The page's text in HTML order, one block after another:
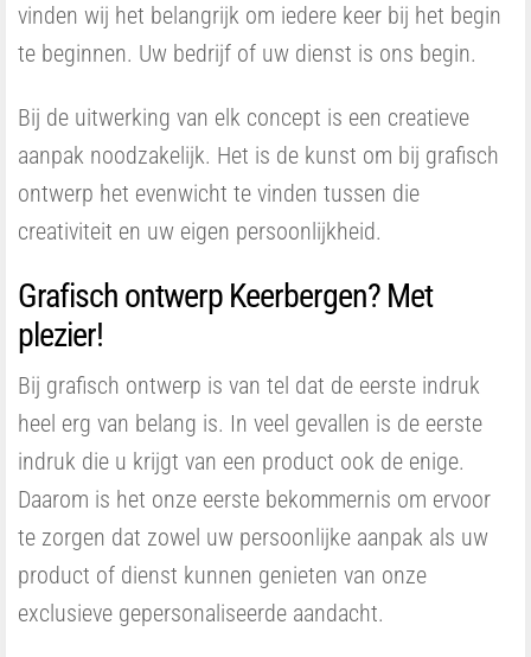
vinden wij het belangrijk om iedere keer bij het begin
te beginnen. Uw bedrijf of uw dienst is ons begin.
Bij de uitwerking van elk concept is een creatieve
aanpak noodzakelijk. Het is de kunst om bij grafisch
ontwerp het evenwicht te vinden tussen die
creativiteit en uw eigen persoonlijkheid.
Grafisch ontwerp Keerbergen? Met
plezier!
Bij grafisch ontwerp is van tel dat de eerste indruk
heel erg van belang is. In veel gevallen is de eerste
indruk die u krijgt van een product ook de enige.
Daarom is het onze eerste bekommernis om ervoor
te zorgen dat zowel uw persoonlijke aanpak als uw
product of dienst kunnen genieten van onze
exclusieve gepersonaliseerde aandacht.